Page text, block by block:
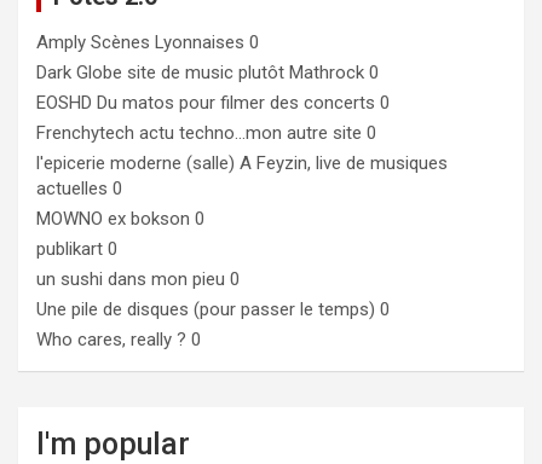
Amply Scènes Lyonnaises 0
Dark Globe site de music plutôt Mathrock 0
EOSHD Du matos pour filmer des concerts 0
Frenchytech actu techno…mon autre site 0
l'epicerie moderne (salle) A Feyzin, live de musiques
actuelles 0
MOWNO ex bokson 0
publikart 0
un sushi dans mon pieu 0
Une pile de disques (pour passer le temps) 0
Who cares, really ? 0
I'm popular